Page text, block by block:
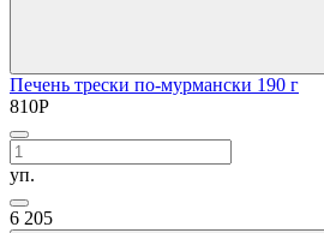
Печень трески по-мурмански 190 г
810Р
уп.
6 205